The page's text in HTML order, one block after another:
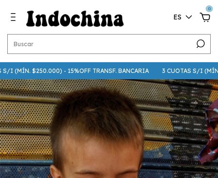
ES
0
$250.000) - 15%OFF TRANSF. BANCARIA 3 CUOTAS S/I (MÍN.